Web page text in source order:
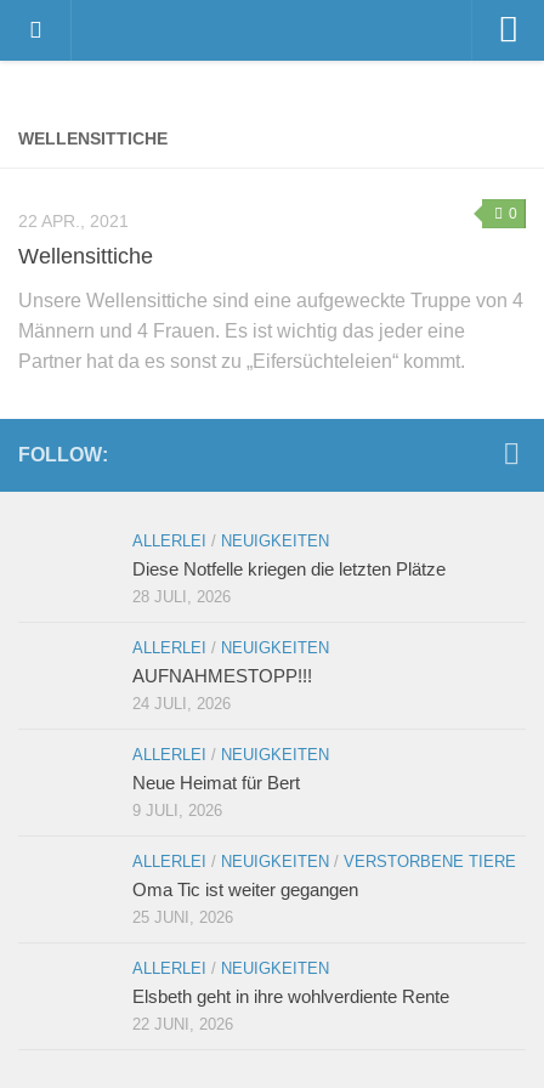
Der Gnadenhof platzt aus allen Nähten…
News
Neuigkeiten
Danksagungen
Termine
Unsere Bewohner
Verstorbene Tiere
Sie wollen helfen?
Erbschaft – Letzter Wille
Patenschaften
Sachspenden
Gnadenhof-Maskottchen bestellen
Kontakt/Öffnungszeiten
WELLENSITTICHE
0
22 APR., 2021
Wellensittiche
Unsere Wellensittiche sind eine aufgeweckte Truppe von 4
Männern und 4 Frauen. Es ist wichtig das jeder eine
Partner hat da es sonst zu „Eifersüchteleien“ kommt.
FOLLOW:
ALLERLEI / NEUIGKEITEN
Diese Notfelle kriegen die letzten Plätze
28 JULI, 2026
ALLERLEI / NEUIGKEITEN
AUFNAHMESTOPP!!!
24 JULI, 2026
ALLERLEI / NEUIGKEITEN
Neue Heimat für Bert
9 JULI, 2026
ALLERLEI / NEUIGKEITEN / VERSTORBENE TIERE
Oma Tic ist weiter gegangen
25 JUNI, 2026
ALLERLEI / NEUIGKEITEN
Elsbeth geht in ihre wohlverdiente Rente
22 JUNI, 2026